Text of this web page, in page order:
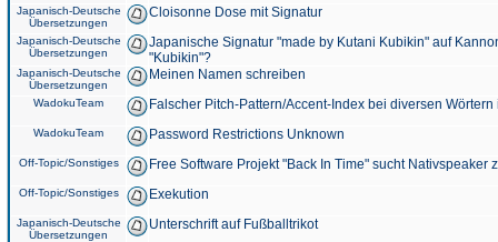
Japanisch-Deutsche
Übersetzungen
Cloisonne Dose mit Signatur
Japanisch-Deutsche
Übersetzungen
Japanische Signatur "made by Kutani Kubikin" auf
"Kubikin"?
Japanisch-Deutsche
Übersetzungen
Meinen Namen schreiben
WadokuTeam Falscher Pitch-Pattern/Accent-Index bei diversen
WadokuTeam Password Restrictions Unknown
Off-Topic/Sonstiges Free Software Projekt "Back In Time" sucht Nativspeaker
Off-Topic/Sonstiges Exekution
Japanisch-Deutsche
Übersetzungen
Unterschrift auf Fußballtrikot